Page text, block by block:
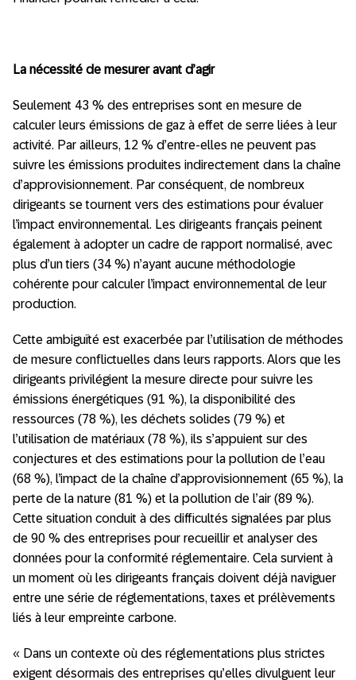
La nécessité de mesurer avant d’agir
Seulement 43 % des entreprises sont en mesure de
calculer leurs émissions de gaz à effet de serre liées à leur
activité. Par ailleurs, 12 % d’entre-elles ne peuvent pas
suivre les émissions produites indirectement dans la chaîne
d’approvisionnement. Par conséquent, de nombreux
dirigeants se tournent vers des estimations pour évaluer
l’impact environnemental. Les dirigeants français peinent
également à adopter un cadre de rapport normalisé, avec
plus d’un tiers (34 %) n’ayant aucune méthodologie
cohérente pour calculer l’impact environnemental de leur
production.
Cette ambiguïté est exacerbée par l’utilisation de méthodes
de mesure conflictuelles dans leurs rapports. Alors que les
dirigeants privilégient la mesure directe pour suivre les
émissions énergétiques (91 %), la disponibilité des
ressources (78 %), les déchets solides (79 %) et
l’utilisation de matériaux (78 %), ils s’appuient sur des
conjectures et des estimations pour la pollution de l’eau
(68 %), l’impact de la chaîne d’approvisionnement (65 %), la
perte de la nature (81 %) et la pollution de l’air (89 %).
Cette situation conduit à des difficultés signalées par plus
de 90 % des entreprises pour recueillir et analyser des
données pour la conformité réglementaire. Cela survient à
un moment où les dirigeants français doivent déjà naviguer
entre une série de réglementations, taxes et prélèvements
liés à leur empreinte carbone.
« Dans un contexte où des réglementations plus strictes
exigent désormais des entreprises qu’elles divulguent leur